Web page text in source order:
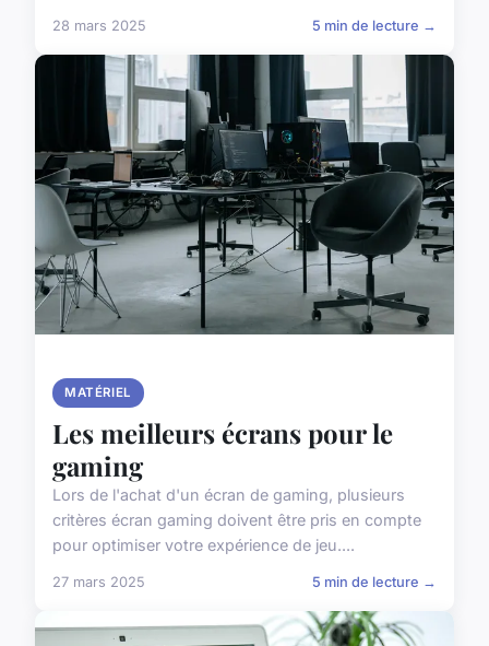
28 mars 2025 5 min de lecture →
MATÉRIEL
Les meilleurs écrans pour le
gaming
Lors de l'achat d'un écran de gaming, plusieurs
critères écran gaming doivent être pris en compte
pour optimiser votre expérience de jeu....
27 mars 2025 5 min de lecture →